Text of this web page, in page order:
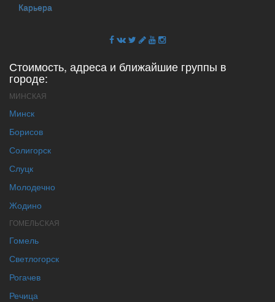
Карьера
Стоимость, адреса и ближайшие группы в
городе:
МИНСКАЯ
Минск
Борисов
Солигорск
Слуцк
Молодечно
Жодино
ГОМЕЛЬСКАЯ
Гомель
Светлогорск
Рогачев
Речица